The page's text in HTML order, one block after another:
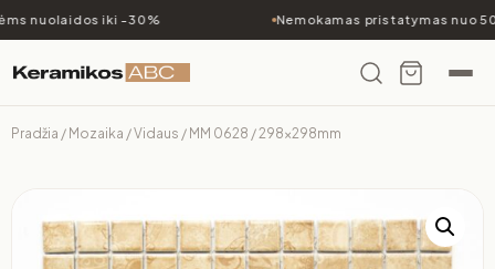
nuolaidos iki -30% Nemokamas pristatymas nuo
Pradžia / Mozaika /Vidaus / MM 0628 / 298x298mm